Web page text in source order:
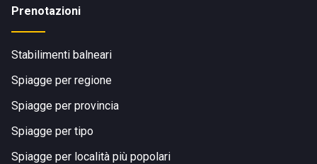
Prenotazioni
Stabilimenti balneari
Spiagge per regione
Spiagge per provincia
Spiagge per tipo
Spiagge per località più popolari